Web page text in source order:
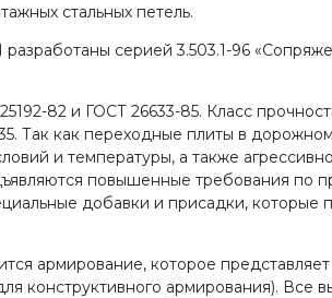
стальных петель.
серией 3.503.1-96
82 и ГОСТ 26633-85. Класс
Так как переходные плиты в
и температуры, а также
повышенные требования по
добавки и присадки, которые
армирование, которое
конструктивного армирования). Все